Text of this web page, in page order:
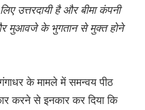
उत्तरदायी है और बीमा कंपनी
और मुआवजे के भुगतान से मुक्त होने
के मामले में समन्वय पीठ
करने से इनकार कर दिया कि